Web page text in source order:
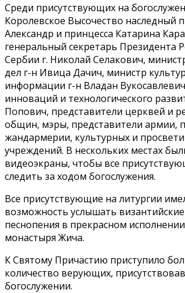
Среди присутствующих на
Королевское Высочество наследный
Александр и принцесса Катарина
генеральный секретарь Президента
Сербии г. Николай Селакович,
дел г-н Ивица Дачич, министр
информации г-н Владан
инноваций и технологического
Попович, представители церквей и
общин, мэры, представители армии,
жандармерии, культурных и
учреждений. В нескольких местах
видеоэкраны, чтобы все
следить за ходом богослужения.
Все присутствующие на литургии
возможность услышать византийские
песнопения в прекрасном
монастыря Жича.
К Святому Причастию приступило
количество верующих,
богослужении.